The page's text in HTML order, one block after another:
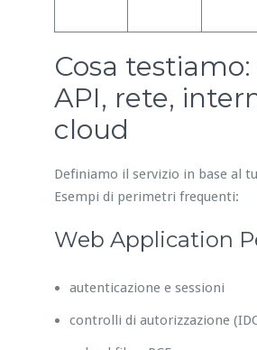
Cosa
API, rete,
cloud
Definiamo il servizio in base al
Esempi di perimetri frequenti:
Web Application
autenticazione e sessioni
controlli di autorizzazione